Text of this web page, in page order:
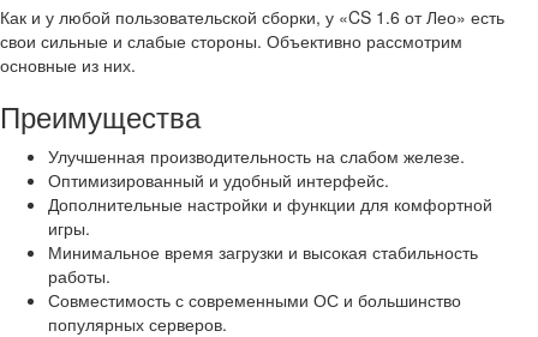
Как и у любой пользовательской сборки, у «CS 1.6 от Лео» есть
свои сильные и слабые стороны. Объективно рассмотрим
основные из них.
Преимущества
Улучшенная производительность на слабом железе.
Оптимизированный и удобный интерфейс.
Дополнительные настройки и функции для комфортной
игры.
Минимальное время загрузки и высокая стабильность
работы.
Совместимость с современными ОС и большинство
популярных серверов.